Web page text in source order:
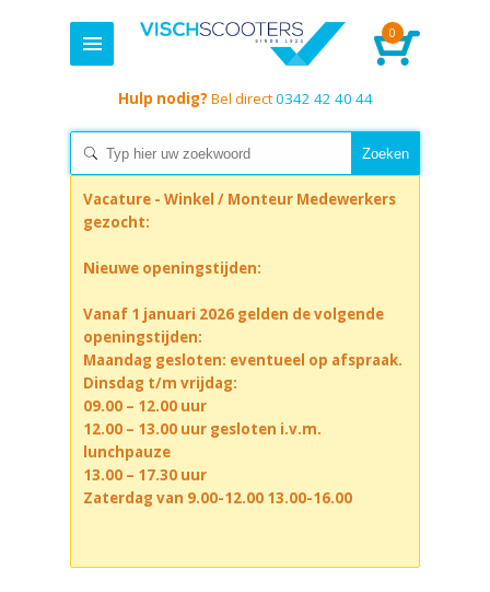
0
Hulp nodig? Bel direct0342 42 40 44
Vacature - Winkel / Monteur Medewerkers
gezocht:
Nieuwe openingstijden:
Vanaf 1 januari 2026 gelden de volgende
openingstijden:
Maandag gesloten: eventueel op afspraak.
Dinsdag t/m vrijdag:
09.00 – 12.00 uur
12.00 – 13.00 uur gesloten i.v.m.
lunchpauze
13.00 – 17.30 uur
Zaterdag van 9.00-12.00 13.00-16.00